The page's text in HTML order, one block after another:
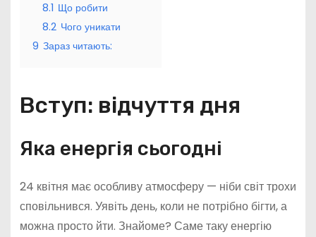
8.1 Що робити
8.2 Чого уникати
9 Зараз читають:
Вступ: відчуття дня
Яка енергія сьогодні
24 квітня має особливу атмосферу — ніби світ трохи
сповільнився. Уявіть день, коли не потрібно бігти, а
можна просто йти. Знайоме? Саме таку енергію